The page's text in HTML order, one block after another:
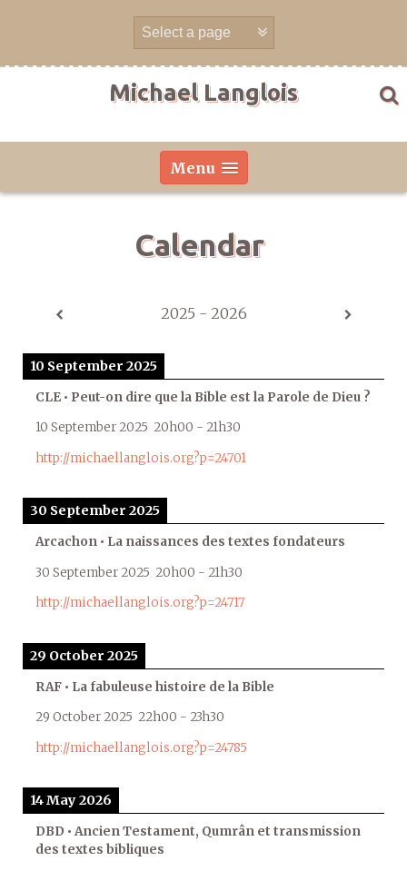
Michael Langlois
Menu
Calendar
2025 - 2026
10 September 2025
CLE • Peut-on dire que la Bible est la Parole de Dieu ?
10 September 2025 20h00 - 21h30
http://michaellanglois.org?p=24701
30 September 2025
Arcachon • La naissances des textes fondateurs
30 September 2025 20h00 - 21h30
http://michaellanglois.org?p=24717
29 October 2025
RAF • La fabuleuse histoire de la Bible
29 October 2025 22h00 - 23h30
http://michaellanglois.org?p=24785
14 May 2026
DBD • Ancien Testament, Qumrân et transmission
des textes bibliques